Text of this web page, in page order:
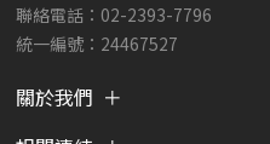
聯絡電話：02-2393-7796
統一編號：24467527
關於我們